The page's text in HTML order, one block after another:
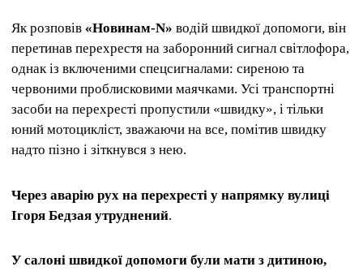
Як розповів «Новинам-N» водій швидкої допомоги, він
перетинав перехрестя на заборонний сигнал світлофора,
однак із включеними спецсигналами: сиреною та
червоними проблисковими маячками. Усі транспортні
засоби на перехресті пропустили «швидку», і тільки
юний мотоцикліст, зважаючи на все, помітив швидку
надто пізно і зіткнувся з нею.
Через аварію рух на перехресті у напрямку вулиці
Ігоря Бедзая утруднений.
У салоні швидкої допомоги були мати з дитиною,